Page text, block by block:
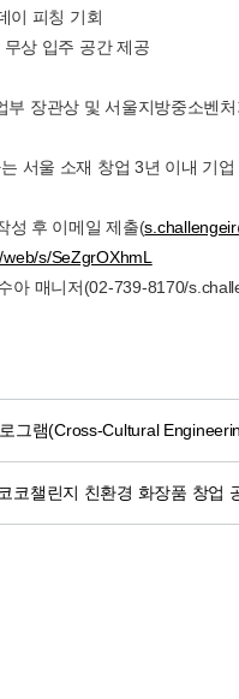
이 피칭 기회
상 입주 공간 제공
장관상 및 서울지방중소벤
서울 소재 창업 3년 이내 기업
성 후 이메일 제출(
s/SeZgrOXhmL
아 매니저(02-739-8170/
로그램(Cross-Cultural
코챌린지 친환경 화장품 창업